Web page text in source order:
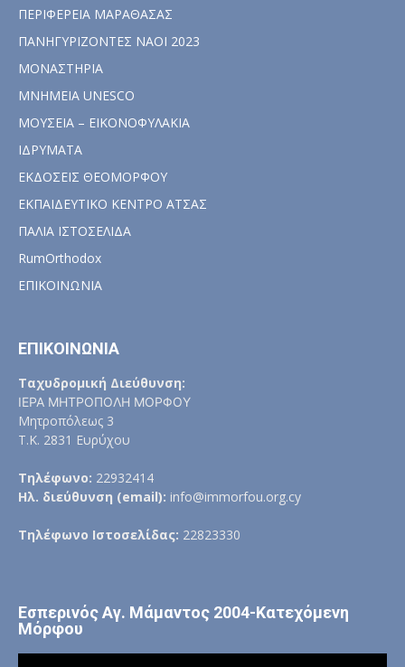
ΠΕΡΙΦΕΡΕΙΑ ΜΑΡΑΘΑΣΑΣ
ΠΑΝΗΓΥΡΙΖΟΝΤΕΣ ΝΑΟΙ 2023
ΜΟΝΑΣΤΗΡΙΑ
ΜΝΗΜΕΙΑ UNESCO
ΜΟΥΣΕΙΑ – ΕΙΚΟΝΟΦΥΛΑΚΙΑ
ΙΔΡΥΜΑΤΑ
ΕΚΔΟΣΕΙΣ ΘΕΟΜΟΡΦΟΥ
ΕΚΠΑΙΔΕΥΤΙΚΟ ΚΕΝΤΡΟ ΑΤΣΑΣ
ΠΑΛΙΑ ΙΣΤΟΣΕΛΙΔΑ
RumOrthodox
ΕΠΙΚΟΙΝΩΝΙΑ
ΕΠΙΚΟΙΝΩΝΙΑ
Ταχυδρομική Διεύθυνση:
ΙΕΡΑ ΜΗΤΡΟΠΟΛΗ ΜΟΡΦΟΥ
Μητροπόλεως 3
Τ.Κ. 2831 Ευρύχου
Τηλέφωνο: 22932414
Ηλ. διεύθυνση (email): info@immorfou.org.cy
Τηλέφωνο Ιστοσελίδας: 22823330
Εσπερινός Αγ. Μάμαντος 2004-Κατεχόμενη
Μόρφου